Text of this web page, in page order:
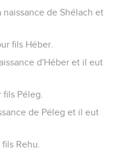
de Shélach et
fils Héber.
d'Héber et il eut
Péleg.
de Péleg et il eut
Rehu.